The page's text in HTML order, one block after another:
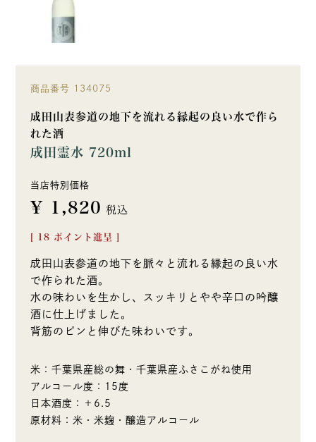
商品番号 134075
成田山表参道の地下を流れる縁起の良い水で作ら
れた酒
成田霊水 720ml
当店特別価格
¥ 1,820 税込
18 ポイント進呈 ]
成田山表参道の地下を脈々と流れる縁起の良い水
で作られた酒。
水の味わいを生かし、スッキリとやや辛口の吟醸
酒に仕上げました。
背筋のピンと伸びた味わいです。
米：千葉県産総の舞・千葉県産ふさこがね使用
アルコール度：15度
日本酒度：＋6.5
原材料：米・米麹・醸造アルコール